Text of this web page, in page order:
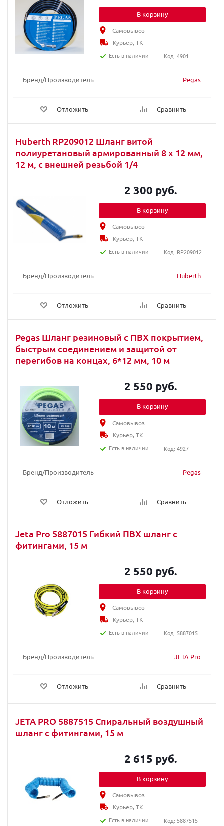
Бренд/Производитель Pegas
Отложить Сравнить
В корзину
Самовывоз
Курьер, ТК
Есть в наличии
Код: 4901
Huberth RP209012 Шланг витой
полиуретановый армированный 8 х 12 мм,
12 м, с внешней резьбой 1/4
Бренд/Производитель Huberth
Отложить Сравнить
2 300 руб.
В корзину
Самовывоз
Курьер, ТК
Есть в наличии
Код: RP209012
Pegas Шланг резиновый с ПВХ покрытием,
быстрым соединением и защитой от
перегибов на концах, 6*12 мм, 10 м
Бренд/Производитель Pegas
Отложить Сравнить
2 550 руб.
В корзину
Самовывоз
Курьер, ТК
Есть в наличии
Код: 4927
Jeta Pro 5887015 Гибкий ПВХ шланг с
фитингами, 15 м
Бренд/Производитель JETA Pro
Отложить Сравнить
2 550 руб.
В корзину
Самовывоз
Курьер, ТК
Есть в наличии
Код: 5887015
JETA PRO 5887515 Спиральный воздушный
шланг с фитингами, 15 м
2 615 руб.
В корзину
Самовывоз
Курьер, ТК
Есть в наличии
Код: 5887515